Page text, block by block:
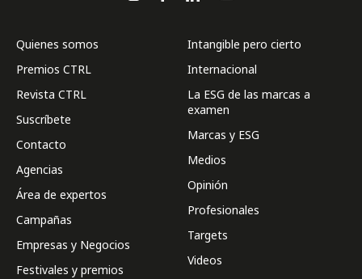
Quienes somos
Premios CTRL
Revista CTRL
Suscríbete
Contacto
Agencias
Área de expertos
Campañas
Empresas y Negocios
Festivales y premios
Intangible pero cierto
Internacional
La ESG de las marcas a
examen
Marcas y ESG
Medios
Opinión
Profesionales
Targets
Videos